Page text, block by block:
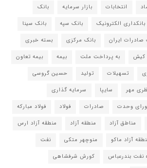
انتخابات بازار سرمایه
بانک
بانکداری الکترونیک بانک سپه
بانک سینا
صادرات ایران بانک مرکزی
بسته خبری
کیش به پرداخت ملت بیمه
بیمه تعاون
تسهیلات تولید
حسین گروسی
مهر سایپا
سرمایه گذاری
وحدت صادرات فولاد
فولاد مبارکه
مناطق آزاد منطقه آزاد
منطقه آزاد ارس
آزاد ماکو منوچهر متکی
نفت
نفت بندرعباس
کورش شرفشاهی